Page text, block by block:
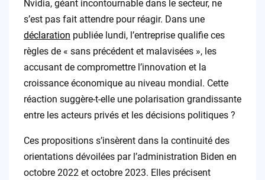
Nvidia, géant incontournable dans le secteur, ne
s’est pas fait attendre pour réagir. Dans une
déclaration publiée lundi, l’entreprise qualifie ces
règles de « sans précédent et malavisées », les
accusant de compromettre l’innovation et la
croissance économique au niveau mondial. Cette
réaction suggère-t-elle une polarisation grandissante
entre les acteurs privés et les décisions politiques ?
Ces propositions s’insèrent dans la continuité des
orientations dévoilées par l’administration Biden en
octobre 2022 et octobre 2023. Elles précisent